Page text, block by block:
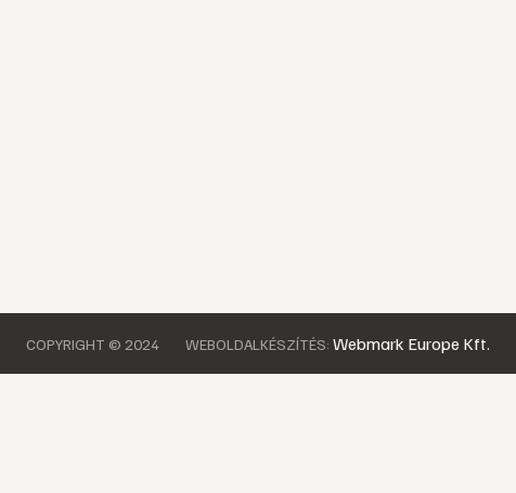
COPYRIGHT © 2024 WEBOLDALKÉSZÍTÉS: Webmark Europe Kft.